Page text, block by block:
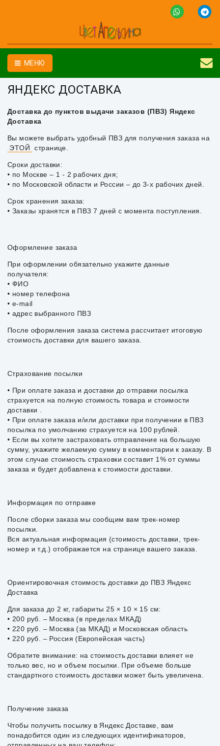
МЕНЮ
ЯНДЕКС ДОСТАВКА
Доставка до пунктов выдачи заказов (ПВЗ) Яндекс
Доставка
Вы можете выбрать удобный ПВЗ для получения заказа на
ЭТОЙ
странице.
Сроки доставки:
• по Москве – 1 - 2 рабочих дня;
• по Московской области и России – до 3-х рабочих дней.
Срок хранения заказа:
• Заказы хранятся в ПВЗ 7 дней с момента поступления.
Оформление заказа
При оформлении обязательно укажите данные
получателя:
• ФИО
• номер телефона
• e-mail
• адрес выбранного ПВЗ
После оформления заказа система рассчитает итоговую
стоимость доставки для вашего заказа.
Страхование посылки
• При оплате заказа и доставки до отправки посылка
страхуется на полную стоимость товара и стоимости
доставки .
• При оплате заказа и/или доставки при получении в ПВЗ
посылка по умолчанию страхуется на 100 рублей.
• Если вы хотите застраховать отправление на большую
сумму, укажите желаемую сумму в комментарии к заказу. В
этом случае стоимость страховки составит 1% от суммы
заказа и будет добавлена к стоимости доставки.
Информация по отправке
После сборки заказа мы сообщим вам трек-номер
посылки.
Вся актуальная информация (стоимость доставки, трек-
номер и т.д.) отображается на странице вашего заказа.
Ориентировочная стоимость доставки до ПВЗ Яндекс
Доставка
Для заказа до 2 кг, габариты 25 × 10 × 15 см:
• 200 руб. – Москва (в пределах МКАД)
• 220 руб. – Москва (за МКАД) и Московская область
• 220 руб. – Россия (Европейская часть)
Обратите внимание: на стоимость доставки влияет не
только вес, но и объем посылки. При объеме больше
стандартного стоимость доставки может быть увеличена.
Получение заказа
Чтобы получить посылку в Яндекс Доставке, вам
понадобится один из следующих идентификаторов,